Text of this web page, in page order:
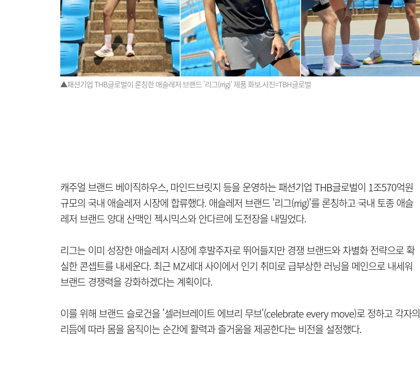
▲패션기업 THB글로벌이 론칭한 애슬레저 브랜드 '리그(rrig)' 제품 화보.사진=TBH글로벌
캐주얼 브랜드 베이직하우스, 마인드브릿지 등을 운영하는 패션기업 THB글로벌이 1조570억원
규모의 국내 애슬레저 시장에 합류했다. 애슬레저 브랜드 '리그(rrig)'를 론칭하고 국내 토종 애슬
레저 브랜드 양대 산맥인 젝시믹스와 안다르에 도전장을 내밀었다.
리그는 이미 성장한 애슬레저 시장에 후발주자로 뛰어들지만 경쟁 브랜드와 차별화 전략으로 확
실한 콘셉트를 내세운다. 최근 MZ세대 사이에서 인기 취미로 급부상한 러닝을 메인으로 내세워
브랜드 경쟁력을 강화하겠다는 계획이다.
이를 위해 브랜드 슬로건을 '셀러브레이트 에브리 무브'(celebrate every move)로 정하고 각자의
리듬에 따라 몸을 움직이는 순간에 활력과 즐거움을 제공한다는 비전을 설정했다.